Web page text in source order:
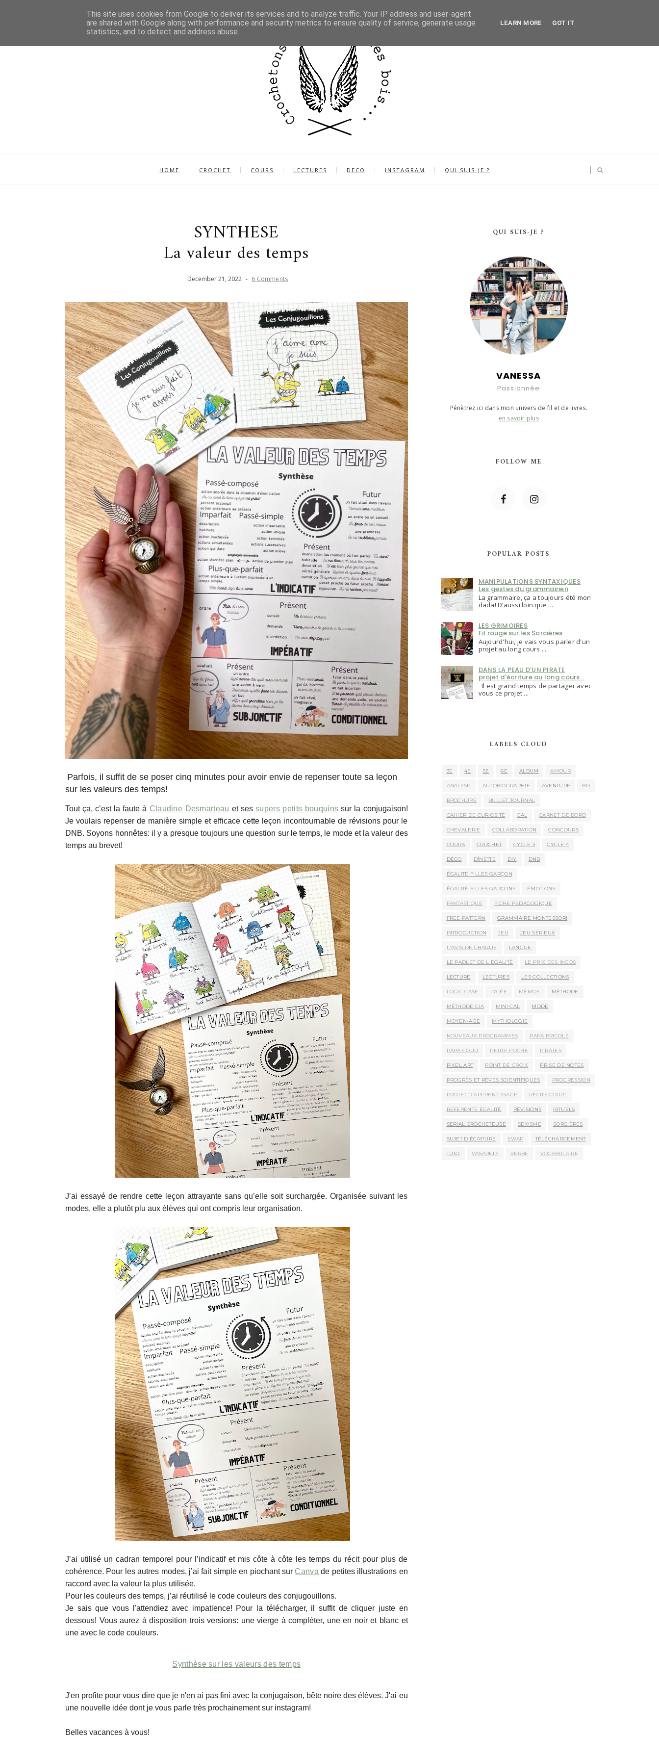
HOME CROCHET COURS LECTURES DECO INSTAGRAM QUI SUIS-JE ?
SYNTHESE
La valeur des temps
December21 ,2022 - 6 Comments
Parfois, il suffit de se poser cinq minutes pour avoir envie de repenser toute sa leçon
sur les valeurs des temps!
Tout ça, c’est la faute à Claudine Desmarteau et ses supers petits bouquins sur la conjugaison!
Je voulais repenser de manière simple et efficace cette leçon incontournable de révisions pour le
DNB. Soyons honnêtes: il y a presque toujours une question sur le temps, le mode et la valeur des
temps au brevet!
J’ai essayé de rendre cette leçon attrayante sans qu’elle soit surchargée. Organisée suivant les
modes, elle a plutôt plu aux élèves qui ont compris leur organisation.
J’ai utilisé un cadran temporel pour l’indicatif et mis côte à côte les temps du récit pour plus de
cohérence. Pour les autres modes, j’ai fait simple en piochant sur Canva de petites illustrations en
raccord avec la valeur la plus utilisée.
Pour les couleurs des temps, j’ai réutilisé le code couleurs des conjugouillons.
Je sais que vous l'attendiez avec impatience! Pour la télécharger, il suffit de cliquer juste en
dessous! Vous aurez à disposition trois versions: une vierge à compléter, une en noir et blanc et
une avec le code couleurs.
Synthèse sur les valeurs des temps
J'en profite pour vous dire que je n'en ai pas fini avec la conjugaison, bête noire des élèves. J'ai eu
une nouvelle idée dont je vous parle très prochainement sur instagram!
Belles vacances à vous!
QUI SUIS-JE ?
VANESSA
Passionnée
Pénètrez ici dans mon univers de fil et de livres.
en savoir plus
FOLLOW ME
POPULAR POSTS
MANIPULATIONS SYNTAXIQUES
Les gestes du grammairien
La grammaire, ça a toujours été mon
dada! D’aussi loin que ...
LES GRIMOIRES
Fil rouge sur les Sorcières
Aujourd'hui, je vais vous parler d'un
projet au long cours ...
DANS LA PEAU D'UN PIRATE
projet d'écriture au long cours...
Il est grand temps de partager avec
vous ce projet ...
LABELS CLOUD
3E 4E 5E 6E ALBUM AMOUR
ANALYSE AUTOBIOGRAPHIE AVENTURE BD
BROCHURE BULLET JOURNAL
CAHIER DE CURIOSITÉ CAL CARNET DE BORD
CHEVALERIE COLLABORATION CONCOURS
COURS CROCHET CYCLE 3 CYCLE 4
DÉCO DÎNETTE DIY DNB
ÉGALITÉ FILLES GARÇON
ÉGALITÉ FILLES GARÇONS ÉMOTIONS
FANTASTIQUE FICHE PEDAGOGIQUE
FREE PATTERN GRAMMAIRE MONTESSORI
INTRODUCTION JEU JEU SÉRIEUX
L'AVIS DE CHARLIE LANGUE
LE PADLET DE L'ÉGALITÉ LE PRIX DES INCOS
LECTURE LECTURES LES COLLECTIONS
LOGIC CASE LYCÉE MÉMOS MÉTHODE
MÉTHODE CIA MINI CAL MODE
MOYEN-AGE MYTHOLOGIE
NOUVEAUX PROGRAMMES PAPA BRICOLE
PAPA COUD PETITE POCHE PIRATES
PIXEL ART POINT DE CROIX PRISE DE NOTES
PROGRÈS ET RÊVES SCIENTIFIQUES PROGRESSION
PROJET D'APPRENTISSAGE RÉCITS COURT
REFERENTE ÉGALITÉ RÉVISIONS RITUELS
SERIAL CROCHETEUSE SEXISME SORCIÈRES
SUJET D'ÉCRITURE SWAP TÉLÉCHARGEMENT
TUTO VASARELY VERBE VOCABULAIRE
This site uses cookies from Google to deliver its services and to analyze traffic. Your IP address and user-agent
are shared with Google along with performance and security metrics to ensure quality of service, generate usage
statistics, and to detect and address abuse.
LEARN MORE GOT IT